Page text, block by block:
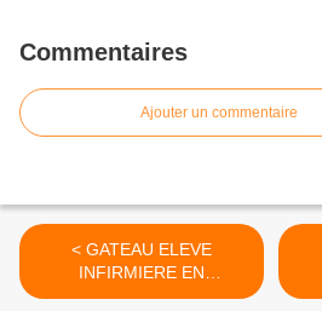
Commentaires
Ajouter un commentaire
< GATEAU ELEVE
INFIRMIERE EN
REANIMATION - NURSE